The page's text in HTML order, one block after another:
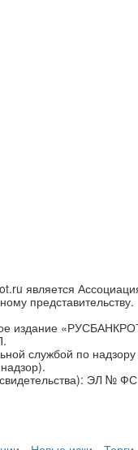
является
представительству.
издание
службой по
ЭЛ №